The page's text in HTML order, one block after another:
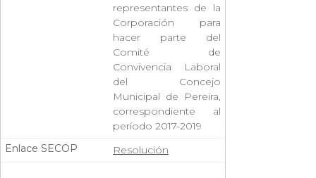
representantes de la
Corporación para
hacer parte del
Comité de
Convivencia Laboral
del Concejo
Municipal de Pereira,
correspondiente al
período 2017-2019
Resolución